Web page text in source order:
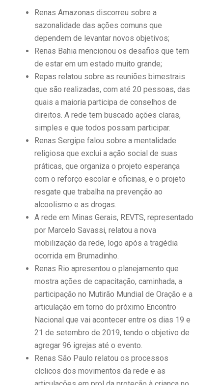
Renas Amazonas discorreu sobre a
sazonalidade das ações comuns que
dependem de levantar novos objetivos;
Renas Bahia mencionou os desafios que tem
de estar em um estado muito grande;
Repas relatou sobre as reuniões bimestrais
que são realizadas, com até 20 pessoas, das
quais a maioria participa de conselhos de
direitos. A rede tem buscado ações claras,
simples e que todos possam participar.
Renas Sergipe falou sobre a mentalidade
religiosa que exclui a ação social de suas
práticas, que organiza o projeto esperança
com o reforço escolar e oficinas, e o projeto
resgate que trabalha na prevenção ao
alcoolismo e as drogas.
A rede em Minas Gerais, REVTS, representado
por Marcelo Savassi, relatou a nova
mobilização da rede, logo após a tragédia
ocorrida em Brumadinho.
Renas Rio apresentou o planejamento que
mostra ações de capacitação, caminhada, a
participação no Mutirão Mundial de Oração e a
articulação em torno do próximo Encontro
Nacional que vai acontecer entre os dias 19 e
21 de setembro de 2019, tendo o objetivo de
agregar 96 igrejas até o evento.
Renas São Paulo relatou os processos
cíclicos dos movimentos da rede e as